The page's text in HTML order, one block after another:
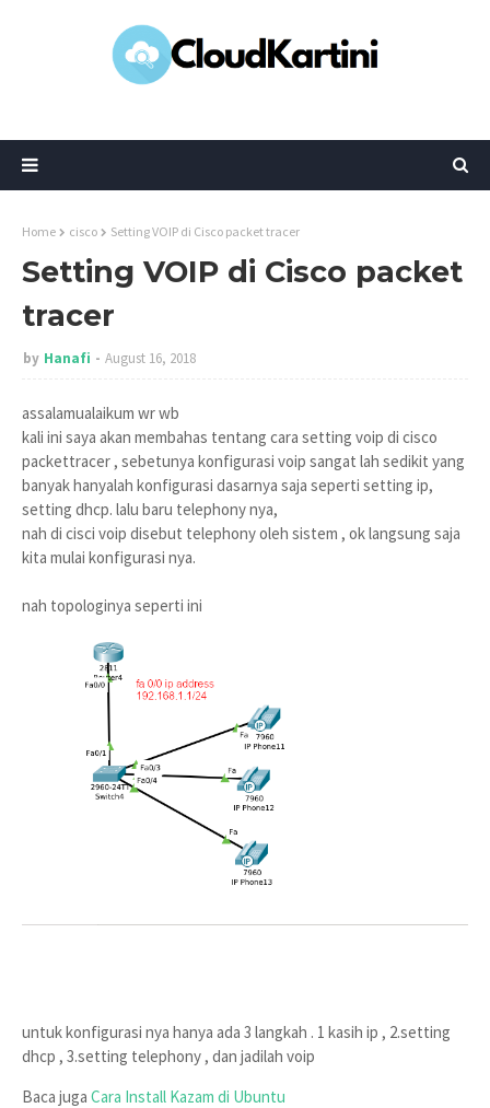
Home cisco Setting VOIP di Cisco packet tracer
Setting VOIP di Cisco packet
tracer
by Hanafi August 16, 2018
assalamualaikum wr wb
kali ini saya akan membahas tentang cara setting voip di cisco
packettracer , sebetunya konfigurasi voip sangat lah sedikit yang
banyak hanyalah konfigurasi dasarnya saja seperti setting ip,
setting dhcp. lalu baru telephony nya,
nah di cisci voip disebut telephony oleh sistem , ok langsung saja
kita mulai konfigurasi nya.
nah topologinya seperti ini
untuk konfigurasi nya hanya ada 3 langkah . 1 kasih ip , 2.setting
dhcp , 3.setting telephony , dan jadilah voip
Baca juga Cara Install Kazam di Ubuntu